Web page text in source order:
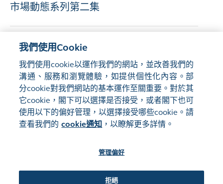
市場動態系列第二集
股權資本市場系列：香港市場——匯聚國際
發行人，吸納全球資本
管理偏好
我們使用Cookie
我們使用cookie以運作我們的網站，並改善我們的
溝通、服務和瀏覽體驗，如提供個性化內容。部
分cookie對我們網站的基本運作至關重要。對於其
它cookie，閣下可以選擇是否接受，或者閣下也可
使用以下的偏好管理，以選擇接受哪些cookie。請
查看我們的 cookie通知 ，以瞭解更多詳情。
管理偏好
拒絕